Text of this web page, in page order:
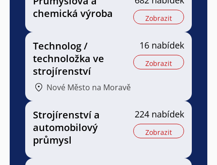
chemická výroba
Zobrazit
Technolog /
technoložka ve
strojírenství
Nové Město na Moravě
16 nabídek
Zobrazit
Strojírenství a
automobilový
průmysl
224 nabídek
Zobrazit